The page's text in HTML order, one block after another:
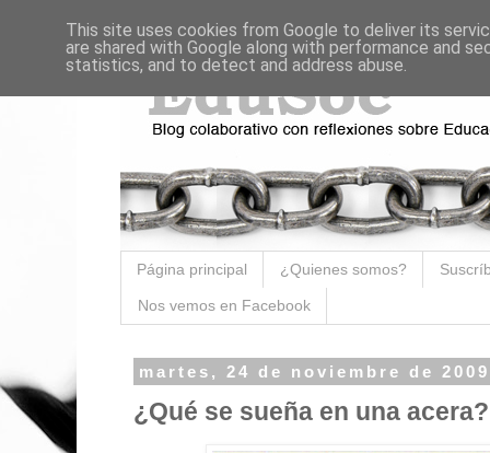
Página principal ¿Quienes somos?
Nos vemos en Facebook
martes, 24 de noviembre de 2009
¿Qué se sueña en una acera?
This site uses cookies from Google to deliver its
are shared with Google along with performance and
statistics, and to detect and address abuse.